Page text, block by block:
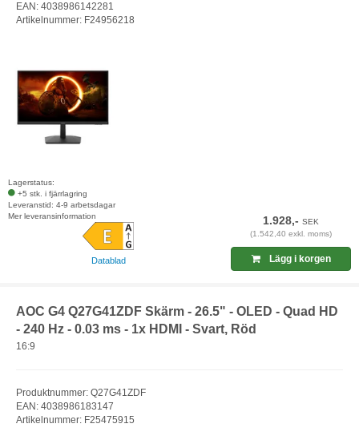
EAN: 4038986142281
Artikelnummer: F24956218
Lagerstatus:
+5 stk. i fjärrlagring
Leveranstid: 4-9 arbetsdagar
Mer leveransinformation
Datablad
1.928,-SEK
(1.542,40 exkl. moms)
Lägg i korgen
AOC G4 Q27G41ZDF Skärm - 26.5" - OLED - Quad HD
- 240 Hz - 0.03 ms - 1x HDMI - Svart, Röd
16:9
Produktnummer: Q27G41ZDF
EAN: 4038986183147
Artikelnummer: F25475915